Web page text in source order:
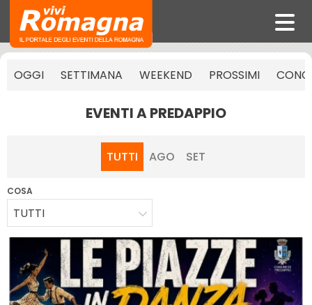
OGGI SETTIMANA WEEKEND PROSSIMI
EVENTI A PREDAPPIO
TUTTI AGO SET
COSA
TUTTI